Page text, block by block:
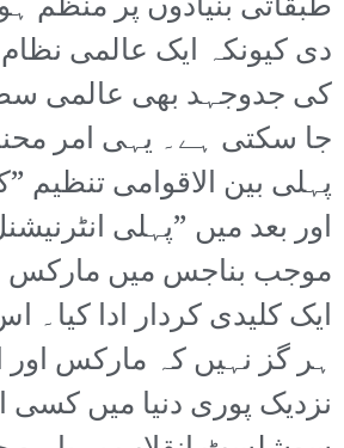
دی کیونکہ ایک عالمی
کی جدوجہد بھی عالمی
جا سکتی ہے۔ یہی امر
پہلی بین الاقوامی تنظیم
اور بعد میں ”پہلی
موجب بناجس میں مارکس
ایک کلیدی کردار ادا
ہر گز نہیں کہ مارکس اور
نزدیک پوری دنیا میں